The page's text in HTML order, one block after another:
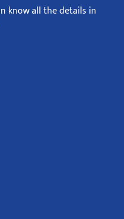
know all the details in